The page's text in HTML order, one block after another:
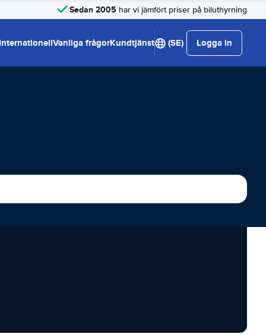
Sedan 2005 har vi jämfört priser på biluthyrning
InternationellVanliga frågorKundtjänst (SE) Logga in